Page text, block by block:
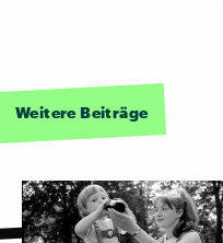
Weitere Beiträge